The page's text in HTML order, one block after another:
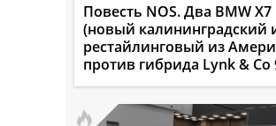
Повесть NOS. Два BMW X7
(новый калининградский
рестайлинговый из
против гибрида Lynk & Co